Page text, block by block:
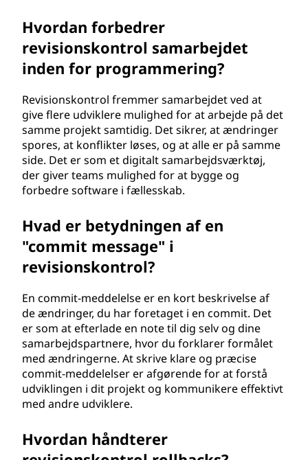
Hvordan forbedrer
revisionskontrol samarbejdet
inden for programmering?
Revisionskontrol fremmer samarbejdet ved at
give flere udviklere mulighed for at arbejde på det
samme projekt samtidig. Det sikrer, at ændringer
spores, at konflikter løses, og at alle er på samme
side. Det er som et digitalt samarbejdsværktøj,
der giver teams mulighed for at bygge og
forbedre software i fællesskab.
Hvad er betydningen af en
"commit message" i
revisionskontrol?
En commit-meddelelse er en kort beskrivelse af
de ændringer, du har foretaget i en commit. Det
er som at efterlade en note til dig selv og dine
samarbejdspartnere, hvor du forklarer formålet
med ændringerne. At skrive klare og præcise
commit-meddelelser er afgørende for at forstå
udviklingen i dit projekt og kommunikere effektivt
med andre udviklere.
Hvordan håndterer